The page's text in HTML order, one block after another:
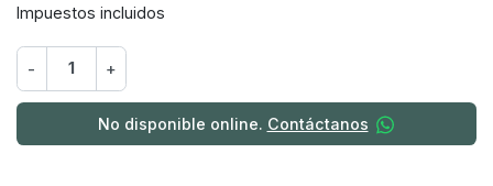
Impuestos incluidos
- +
No disponible online. Contáctanos